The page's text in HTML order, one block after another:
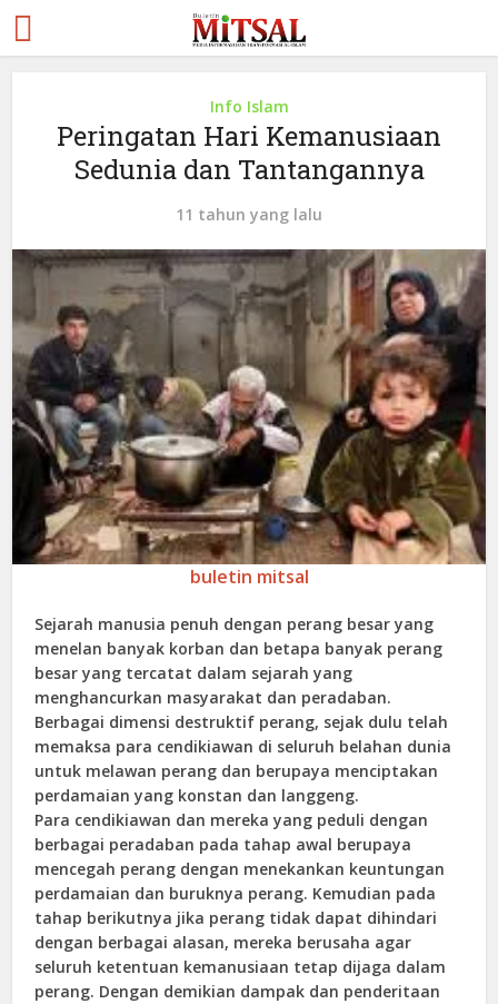
Info Islam
Peringatan Hari Kemanusiaan
Sedunia dan Tantangannya
11 tahun yang lalu
buletin mitsal
Sejarah manusia penuh dengan perang besar yang
menelan banyak korban dan betapa banyak perang
besar yang tercatat dalam sejarah yang
menghancurkan masyarakat dan peradaban.
Berbagai dimensi destruktif perang, sejak dulu telah
memaksa para cendikiawan di seluruh belahan dunia
untuk melawan perang dan berupaya menciptakan
perdamaian yang konstan dan langgeng.
Para cendikiawan dan mereka yang peduli dengan
berbagai peradaban pada tahap awal berupaya
mencegah perang dengan menekankan keuntungan
perdamaian dan buruknya perang. Kemudian pada
tahap berikutnya jika perang tidak dapat dihindari
dengan berbagai alasan, mereka berusaha agar
seluruh ketentuan kemanusiaan tetap dijaga dalam
perang. Dengan demikian dampak dan penderitaan